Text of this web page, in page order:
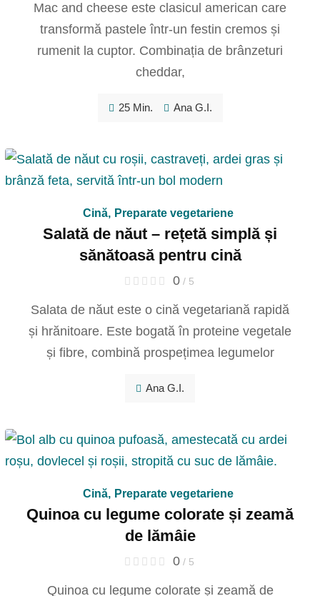
Mac and cheese este clasicul american care
transformă pastele într-un festin cremos și
rumenit la cuptor. Combinația de brânzeturi
cheddar,
25 Min. Ana G.I.
Cină, Preparate vegetariene
Salată de năut – rețetă simplă și
sănătoasă pentru cină
0/ 5
Salata de năut este o cină vegetariană rapidă
și hrănitoare. Este bogată în proteine vegetale
și fibre, combină prospețimea legumelor
Ana G.I.
Cină, Preparate vegetariene
Quinoa cu legume colorate și zeamă
de lămâie
0/ 5
Quinoa cu legume colorate și zeamă de